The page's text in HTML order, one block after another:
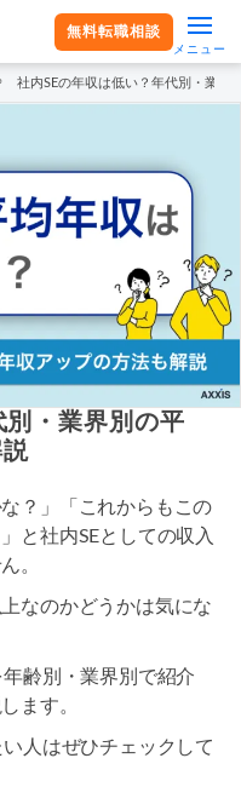
無料転職相談
メニュー
社内SEの年収は低い？年代別・業界
別・業界別の平
？」「これからもこの
と社内SEとしての収入
。
なのかどうかは気にな
齢別・業界別で紹介
ます。
人はぜひチェックして